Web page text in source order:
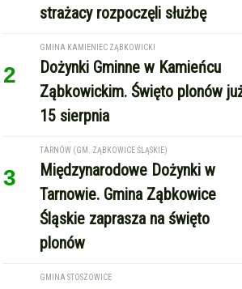
strażacy rozpoczęli służbę
2
GMINA KAMIENIEC ZĄBKOWICKI
Dożynki Gminne w Kamieńcu
Ząbkowickim. Święto plonów
15 sierpnia
3
TARNÓW (GM. ZĄBKOWICE ŚLĄSKIE)
Międzynarodowe Dożynki w
Tarnowie. Gmina Ząbkowice
Śląskie zaprasza na święto
plonów
GMINA STOSZOWICE